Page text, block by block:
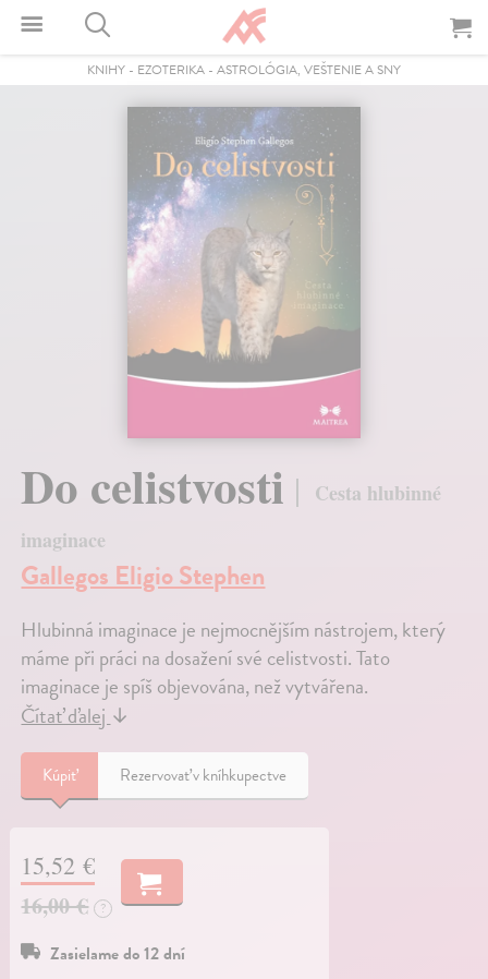
KNIHY - EZOTERIKA - ASTROLÓGIA, VEŠTENIE A SNY
Do celistvosti
Cesta hlubinné
imaginace
Gallegos Eligio Stephen
Hlubinná imaginace je nejmocnějším nástrojem, který
máme při práci na dosažení své celistvosti. Tato
imaginace je spíš objevována, než vytvářena.
Čítať ďalej↓
Kúpiť Rezervovať v kníhkupectve
15,52 €
16,00 €
?
Zasielame do 12 dní